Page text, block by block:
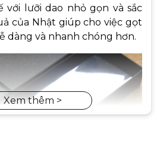
với lưỡi dao nhỏ gọn và sắc
của Nhật giúp cho việc gọt
dàng và nhanh chóng hơn.